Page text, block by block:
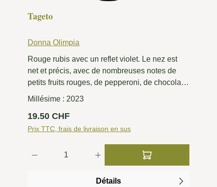
Tageto
Donna Olimpia
Rouge rubis avec un reflet violet. Le nez est
net et précis, avec de nombreuses notes de
petits fruits rouges, de pepperoni, de chocolat
et de réglisse. Bonne structure, douce et
par des tannins doux.
Millésime : 2023
Prix régulier :
19.50 CHF
Prix TTC, frais de livraison en sus
Quantité de produit : Entrez la
Détails